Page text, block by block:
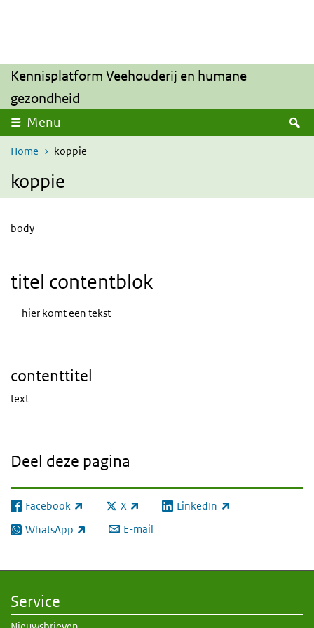
Kennisplatform Veehouderij en humane
gezondheid
Menu
Home koppie
koppie
body
titel contentblok
hier komt een tekst
contenttitel
text
Deel deze pagina
Facebook
(externe link) X
(externe link) LinkedIn
(externe link)
WhatsApp
(externe link) E-mail
Service